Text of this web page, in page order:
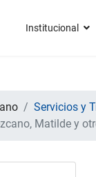
Institucional
Servicios y
Matilde y